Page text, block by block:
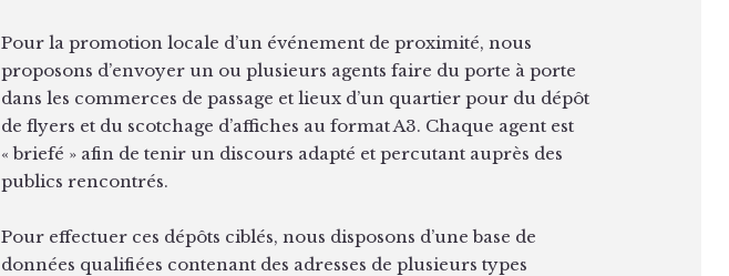
Pour la promotion locale d’un événement de proximité, nous
proposons d’envoyer un ou plusieurs agents faire du porte à porte
dans les commerces de passage et lieux d’un quartier pour du dépôt
de flyers et du scotchage d’affiches au format A3. Chaque agent est
« briefé » afin de tenir un discours adapté et percutant auprès des
publics rencontrés.
Pour effectuer ces dépôts ciblés, nous disposons d’une base de
données qualifiées contenant des adresses de plusieurs types